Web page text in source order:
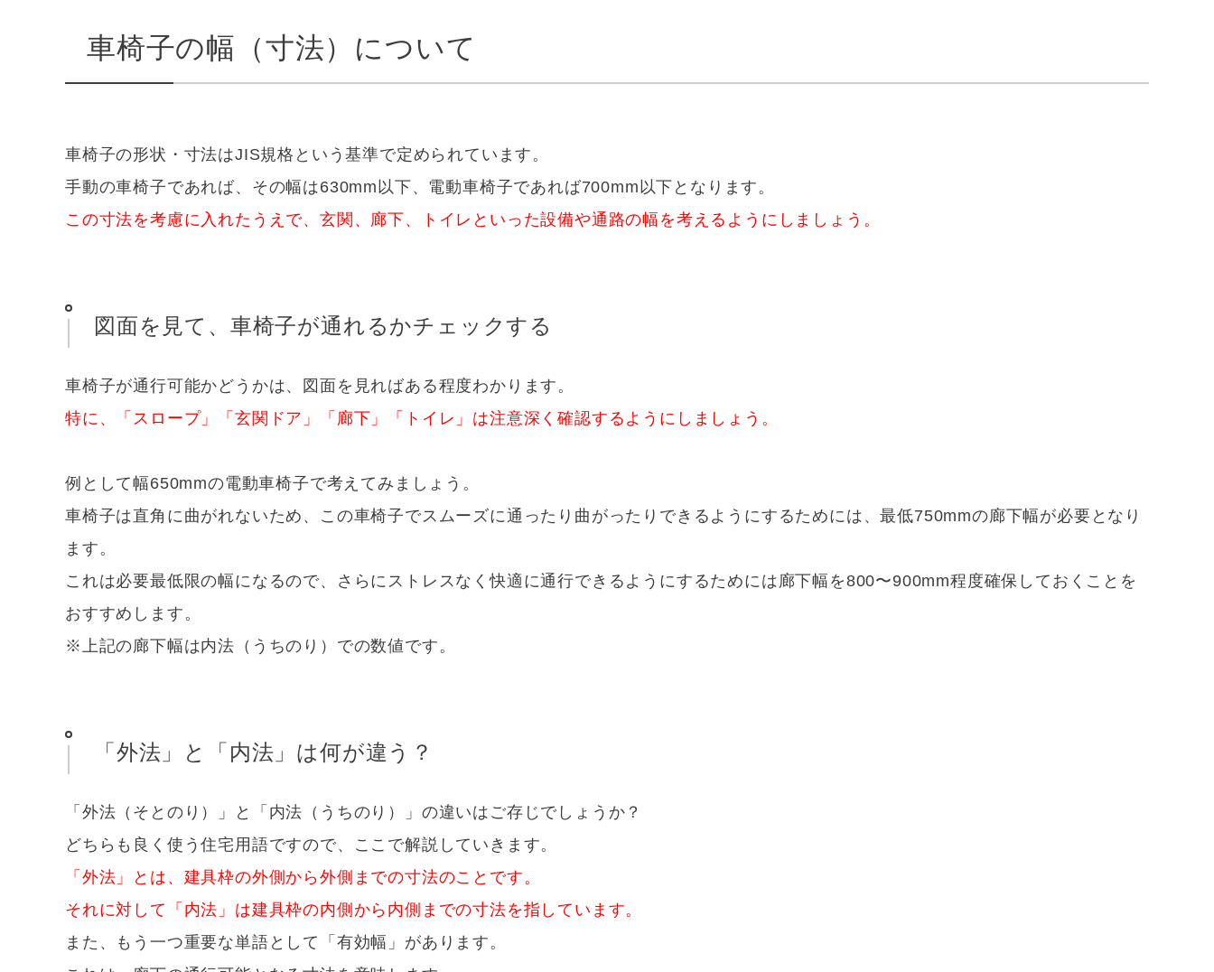
車椅子の幅（寸法）について
車椅子の形状・寸法はJIS規格という基準で定められています。
手動の車椅子であれば、その幅は630mm以下、電動車椅子であれば700mm以下となります。
この寸法を考慮に入れたうえで、玄関、廊下、トイレといった設備や通路の幅を考えるようにしましょう。
図面を見て、車椅子が通れるかチェックする
車椅子が通行可能かどうかは、図面を見ればある程度わかります。
特に、「スロープ」「玄関ドア」「廊下」「トイレ」は注意深く確認するようにしましょう。
例として幅650mmの電動車椅子で考えてみましょう。
車椅子は直角に曲がれないため、この車椅子でスムーズに通ったり曲がったりできるようにするためには、最低750mmの廊下幅が必要となり
ます。
これは必要最低限の幅になるので、さらにストレスなく快適に通行できるようにするためには廊下幅を800〜900mm程度確保しておくことを
おすすめします。
※上記の廊下幅は内法（うちのり）での数値です。
「外法」と「内法」は何が違う？
「外法（そとのり）」と「内法（うちのり）」の違いはご存じでしょうか？
どちらも良く使う住宅用語ですので、ここで解説していきます。
「外法」とは、建具枠の外側から外側までの寸法のことです。
それに対して「内法」は建具枠の内側から内側までの寸法を指しています。
また、もう一つ重要な単語として「有効幅」があります。